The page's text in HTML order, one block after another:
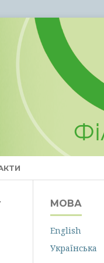
МОВА
English
Українська